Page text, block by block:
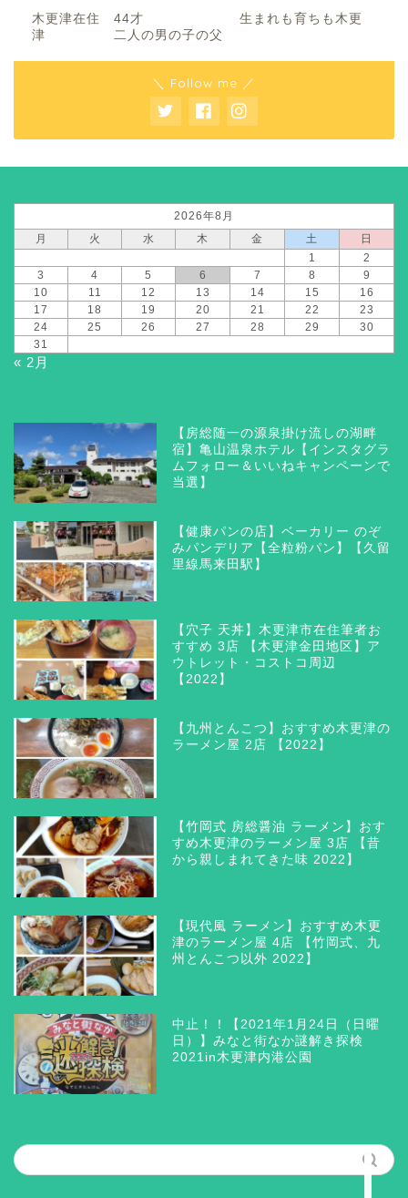
木更津在住 44才 生まれも育ちも木更
津 二人の男の子の父
＼ Follow me ／
2026年8月
月
火 水 木 金 土
日
1
2
3
4 5 6 7 8
9
10
11 12 13 14 15
16
17
18 19 20 21 22
23
24
25 26 27 28 29
30
31
« 2月
【房総随一の源泉掛け流しの湖畔
宿】亀山温泉ホテル【インスタグラ
ムフォロー＆いいねキャンペーンで
当選】
【健康パンの店】ベーカリー のぞ
みパンデリア【全粒粉パン】【久留
里線馬来田駅】
【穴子 天丼】木更津市在住筆者お
すすめ 3店 【木更津金田地区】ア
ウトレット・コストコ周辺
【2022】
【九州とんこつ】おすすめ木更津の
ラーメン屋 2店 【2022】
【竹岡式 房総醤油 ラーメン】おす
すめ木更津のラーメン屋 3店 【昔
から親しまれてきた味 2022】
【現代風 ラーメン】おすすめ木更
津のラーメン屋 4店 【竹岡式、九
州とんこつ以外 2022】
中止！！【2021年1月24日（日曜
日）】みなと街なか謎解き探検
2021in木更津内港公園
三井アウトレットパーク木
更津
ラーメン つけ麺 まぜそ